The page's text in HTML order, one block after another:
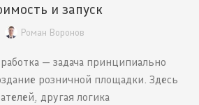
и запуск
Роман Воронов
— задача принципиально
розничной площадки. Здесь
другая логика